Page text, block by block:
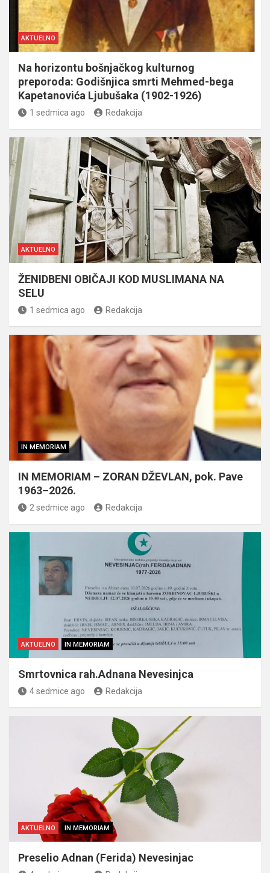
AKTUELNO
Na horizontu bošnjačkog kulturnog
preporoda: Godišnjica smrti Mehmed-bega
Kapetanovića Ljubušaka (1902-1926)
1 sedmica ago Redakcija
AKTUELNO
ŽENIDBENI OBIČAJI KOD MUSLIMANA NA
SELU
1 sedmica ago Redakcija
IN MEMORIAM
IN MEMORIAM – ZORAN DŽEVLAN, pok. Pave
1963–2026.
2 sedmice ago Redakcija
AKTUELNO IN MEMORIAM
Smrtovnica rah.Adnana Nevesinjca
4 sedmice ago Redakcija
AKTUELNO IN MEMORIAM
Preselio Adnan (Ferida) Nevesinjac